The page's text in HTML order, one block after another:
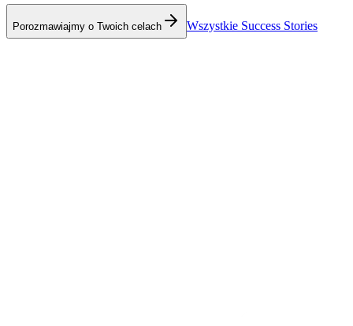
Porozmawiajmy o Twoich celach Wszystkie Success Stories